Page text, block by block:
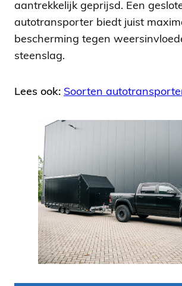
aantrekkelijk geprijsd. Een
autotransporter biedt juist
bescherming tegen
steenslag.
Lees ook: Soorten